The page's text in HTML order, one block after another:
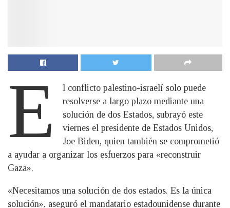
E
l conflicto palestino-israelí solo puede
resolverse a largo plazo mediante una
solución de dos Estados, subrayó este
viernes el presidente de Estados Unidos,
Joe Biden, quien también se comprometió
a ayudar a organizar los esfuerzos para «reconstruir
Gaza».
«Necesitamos una solución de dos estados. Es la única
solución», aseguró el mandatario estadounidense durante